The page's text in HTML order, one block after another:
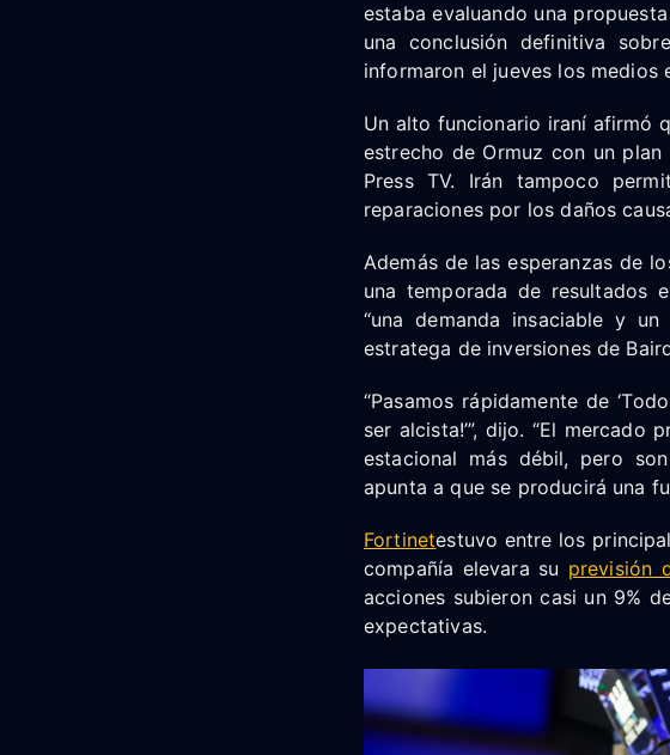
estaba evaluando una
una conclusión definitiva
informaron el jueves los medios
Un alto funcionario iraní afirmó
estrecho de Ormuz con un
Press TV. Irán tampoco
reparaciones por los daños
Además de las esperanzas de
una temporada de resultados
“una demanda insaciable y
estratega de inversiones de
“Pasamos rápidamente de
ser alcista!’”, dijo. “El
estacional más débil, pero
apunta a que se producirá una
Fortinetestuvo entre los
compañía elevara su previsión
acciones subieron casi un 9%
expectativas.